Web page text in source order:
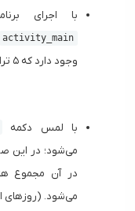
با اجرای
activity_main
وجود دارد که ۵ تراکنش آخر را بصورت زیر نمایش می‌دهد.
با لمس دکمه
می‌شود؛ در این
در آن مجموع
می‌شود. (روزهای